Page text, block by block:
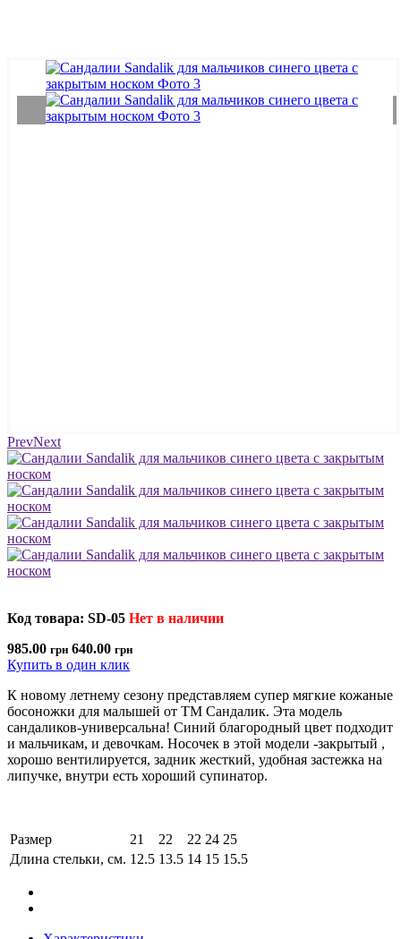
PrevNext
Код товара: SD-05 Нет в наличии
985.00 грн 640.00 грн
Купить в один клик
К новому летнему сезону представляем супер мягкие кожаные
босоножки для малышей от ТМ Сандалик. Эта модель
сандаликов-универсальна! Синий благородный цвет подходит
и мальчикам, и девочкам. Носочек в этой модели -закрытый ,
хорошо вентилируется, задник жесткий, удобная застежка на
липучке, внутри есть хороший супинатор.
Размер 21 22 22 24 25
Длина стельки, см. 12.5 13.5 14 15 15.5